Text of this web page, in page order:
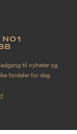
til nyheter og
fordeler for deg